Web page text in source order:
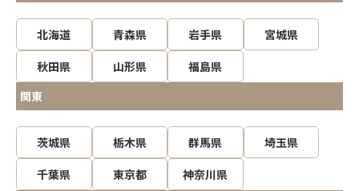
北海道 青森県 岩手県
宮城県
秋田県
山形県
福島県
関東
茨城県 栃木県 群馬県
埼玉県
千葉県
東京都
神奈川県